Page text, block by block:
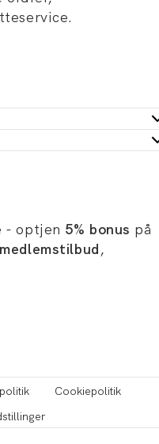
- optjen 5% bonus på
medlemstilbud,
Cookiepolitik